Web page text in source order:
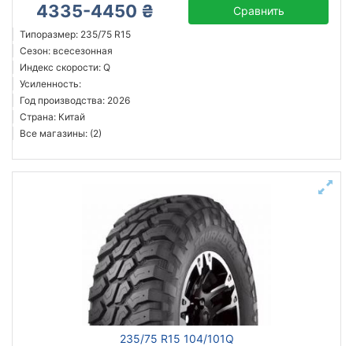
4335-4450 ₴ Сравнить
Типоразмер: 235/75 R15
Сезон: всесезонная
Индекс скорости: Q
Усиленность:
Год производства: 2026
Страна: Китай
Все магазины: (2)
235/75 R15 104/101Q